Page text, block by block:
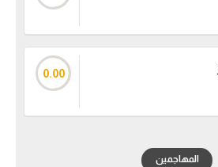
0.00
المهاجمين